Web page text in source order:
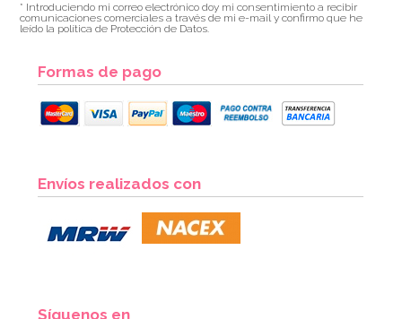
* Introduciendo mi correo electrónico doy mi consentimiento a recibir
comunicaciones comerciales a través de mi e-mail y confirmo que he
leído la política de Protección de Datos.
Formas de pago
Envíos realizados con
Síguenos en